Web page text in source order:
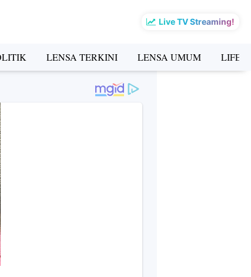
Live TV Streaming!
LENSA TERKINI LENSA UMUM